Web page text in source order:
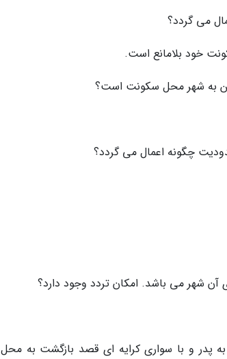
خود بلامانع است.
پدر و با سواری کرایه ای قصد بازگشت به محل